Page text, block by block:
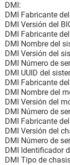
DMI:
DMI Fabricante
DMI Versión del
DMI Fabricante
DMI Nombre del
DMI Versión del
DMI Número de
DMI UUID del
DMI Fabricante
DMI Nombre del
DMI Versión del
DMI Número de
DMI Fabricante
DMI Versión del
DMI Número de
DMI Identificador
DMI Tipo de